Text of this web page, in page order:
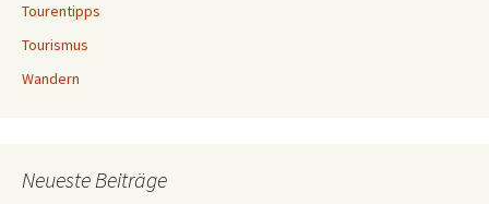
Tourentipps
Tourismus
Wandern
Neueste Beiträge